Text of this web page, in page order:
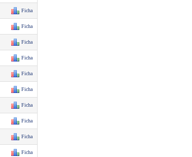
Ficha
Ficha
Ficha
Ficha
Ficha
Ficha
Ficha
Ficha
Ficha
Ficha